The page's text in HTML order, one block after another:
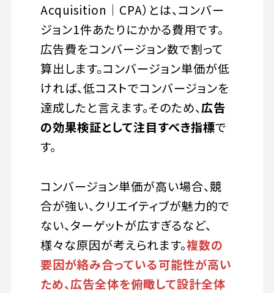
Acquisition｜CPA）とは、コンバー
ジョン1件あたりにかかる費用です。
広告費をコンバージョン数で割って
算出します。コンバージョン単価が低
ければ、低コストでコンバージョンを
達成したと言えます。そのため、広告
の効果検証として注目すべき指標で
す。
コンバージョン単価が高い場合、競
合が強い、クリエイティブが魅力的で
ない、ターゲットが広すぎるなど、
様々な原因が考えられます。複数の
要因が絡み合っている可能性が高い
ため、広告全体を俯瞰して設計全体